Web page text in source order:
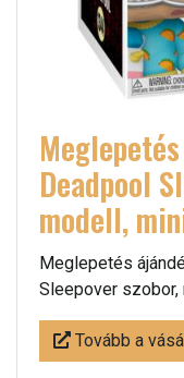
Deadpool
modell,
Meglepetés
Sleepover szobor,
Tovább a